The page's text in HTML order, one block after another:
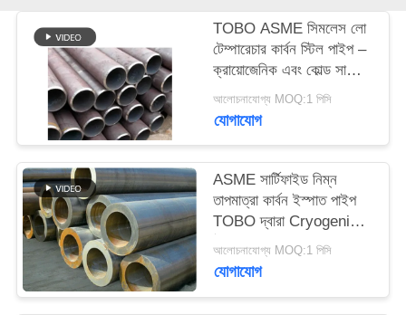
PRIVACY
POLICY
TOBO ASME সিমলেস লো
টেম্পারেচার কার্বন স্টিল পাইপ –
ক্রায়োজেনিক এবং কোল্ড সার্ভিস
অ্যাপ্লিকেশনের জন্য
আলোচনাযোগ্য MOQ:1 পিসি
যোগাযোগ
ASME সার্টিফাইড নিম্ন
তাপমাত্রা কার্বন ইস্পাত পাইপ
TOBO দ্বারা Cryogenic &
ঠান্ডা সেবা জন্য
আলোচনাযোগ্য MOQ:1 পিসি
যোগাযোগ